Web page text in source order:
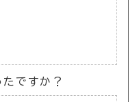
ですか？